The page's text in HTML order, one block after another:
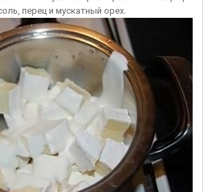
перец и мускатный орех.